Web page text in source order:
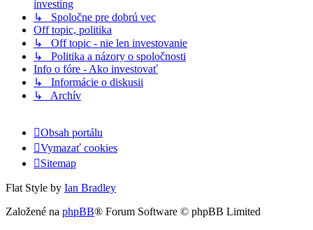
investing
↳ Spoločne pre dobrú vec
Off topic, politika
↳ Off topic - nie len investovanie
↳ Politika a názory o spoločnosti
Info o fóre - Ako investovať
↳ Informácie o diskusii
↳ Archív
Obsah portálu
Vymazať cookies
Sitemap
Flat Style by Ian Bradley
Založené na phpBB® Forum Software © phpBB Limited